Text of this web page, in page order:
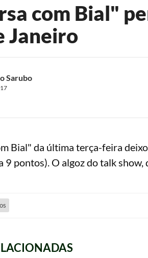
com Bial"
Janeiro
Sarubo
Bial" da última terça-feira
9 pontos). O algoz do talk